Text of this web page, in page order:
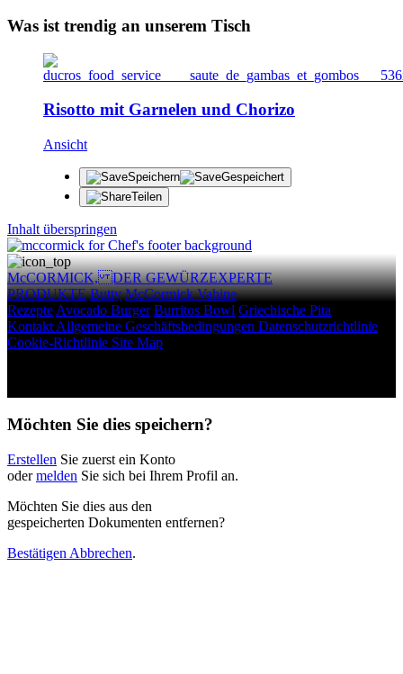
Was ist trendig an unserem Tisch
Risotto mit Garnelen und Chorizo
Ansicht
Speichern
Gespeichert
Teilen
Inhalt überspringen
McCORMICK, DER GEWÜRZEXPERTE
PRODUKTE Butty McCormickVahine
Rezepte Avocado Burger Burritos Bowl Griechische Pita
Kontakt Allgemeine Geschäftsbedingungen Datenschutzrichtlinie
Cookie-Richtlinie Site Map
Möchten Sie dies speichern?
Erstellen Sie zuerst ein Konto
odermelden Sie sich bei Ihrem Profil an.
Möchten Sie dies aus den
gespeicherten Dokumenten entfernen?
Bestätigen Abbrechen.